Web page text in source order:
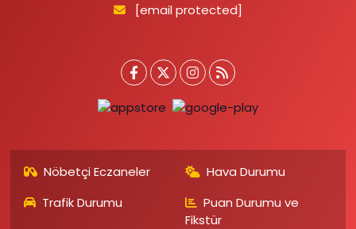
[email protected]
Nöbetçi Eczaneler
Hava Durumu
Trafik Durumu
Puan Durumu ve
Fikstür